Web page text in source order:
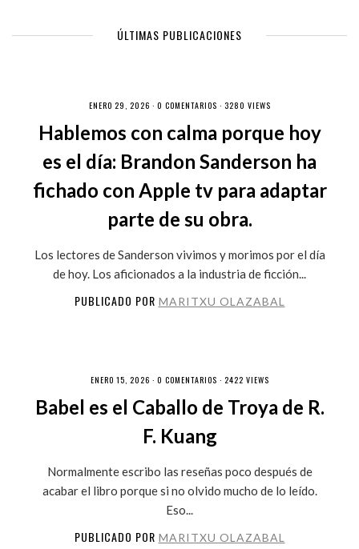
ÚLTIMAS PUBLICACIONES
ENERO 29, 2026 · 0 COMENTARIOS · 3280 VIEWS
Hablemos con calma porque hoy
es el día: Brandon Sanderson ha
fichado con Apple tv para adaptar
parte de su obra.
Los lectores de Sanderson vivimos y morimos por el día
de hoy. Los aficionados a la industria de ficción...
PUBLICADO POR MARITXU OLAZABAL
ENERO 15, 2026 · 0 COMENTARIOS · 2422 VIEWS
Babel es el Caballo de Troya de R.
F. Kuang
Normalmente escribo las reseñas poco después de
acabar el libro porque si no olvido mucho de lo leído.
Eso...
PUBLICADO POR MARITXU OLAZABAL